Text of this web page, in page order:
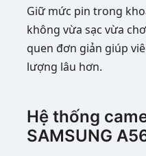
Giữ mức pin trong
không vừa sạc vừa
quen đơn giản giúp
lượng lâu hơn.
Hệ thống
SAMSUNG